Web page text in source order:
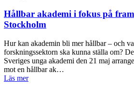
Hållbar akademi i fokus på
Stockholm
Hur kan akademin bli mer hållbar – och
forskningssektorn ska kunna ställa om?
Sveriges unga akademi den 21 maj
mot en hållbar ak…
Läs mer